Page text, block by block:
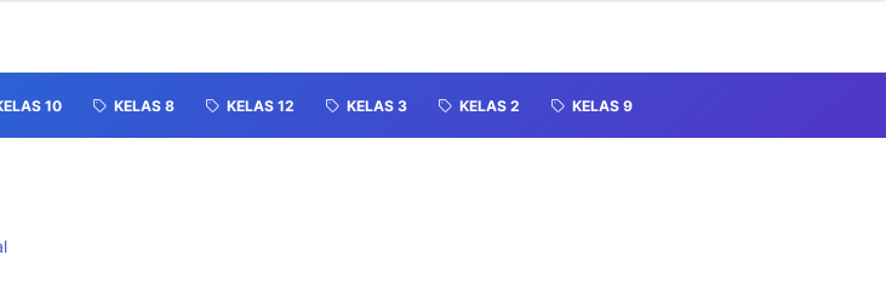
10 KELAS 8 KELAS 12 KELAS 3 KELAS 2 KELAS 9